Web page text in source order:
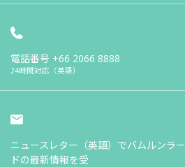
電話番号 +66 2066 8888
24時間対応（英語）
ニュースレター（英語）でバムルンラー
ドの最新情報を受